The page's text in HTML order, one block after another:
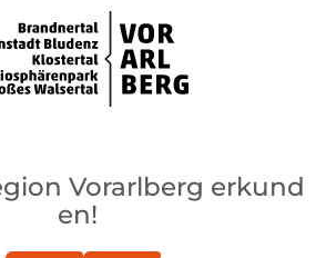
Vorarlberg erkund
en!